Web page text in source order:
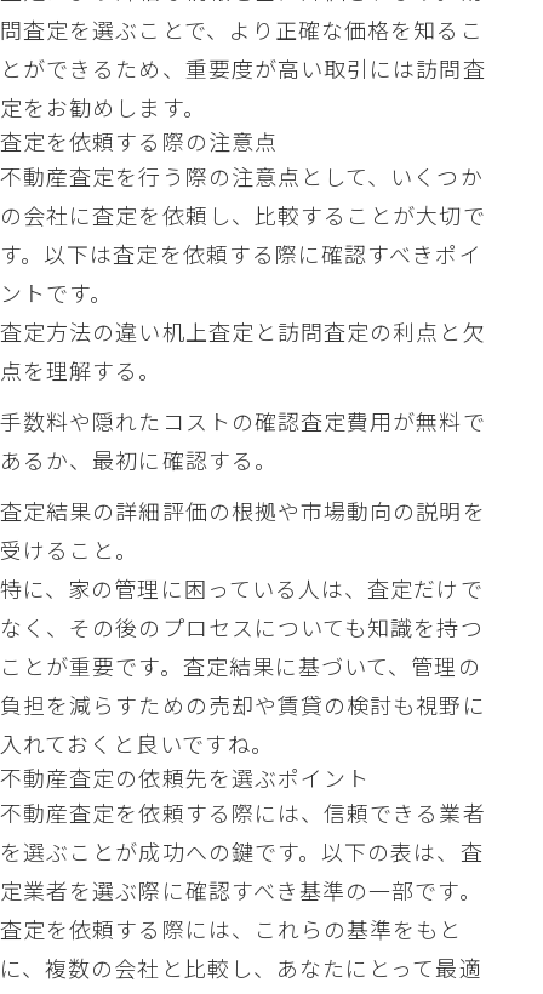
問査定を選ぶことで、より正確な価格を知るこ
とができるため、重要度が高い取引には訪問査
定をお勧めします。
査定を依頼する際の注意点
不動産査定を行う際の注意点として、いくつか
の会社に査定を依頼し、比較することが大切で
す。以下は査定を依頼する際に確認すべきポイ
ントです。
査定方法の違い机上査定と訪問査定の利点と欠
点を理解する。
手数料や隠れたコストの確認査定費用が無料で
あるか、最初に確認する。
査定結果の詳細評価の根拠や市場動向の説明を
受けること。
特に、家の管理に困っている人は、査定だけで
なく、その後のプロセスについても知識を持つ
ことが重要です。査定結果に基づいて、管理の
負担を減らすための売却や賃貸の検討も視野に
入れておくと良いですね。
不動産査定の依頼先を選ぶポイント
不動産査定を依頼する際には、信頼できる業者
を選ぶことが成功への鍵です。以下の表は、査
定業者を選ぶ際に確認すべき基準の一部です。
査定を依頼する際には、これらの基準をもと
に、複数の会社と比較し、あなたにとって最適